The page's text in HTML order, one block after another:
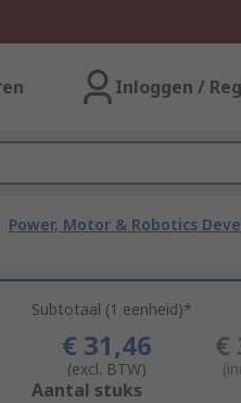
Inloggen /
Power, Motor & Robotics
Subtotaal (1 eenheid)*
€ 31,46
(excl. BTW)
€
Add
Aantal stuks